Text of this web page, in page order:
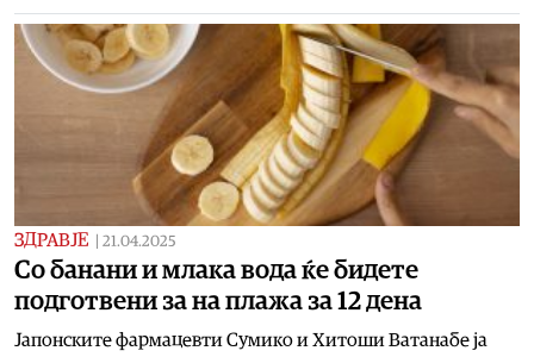
ЗДРАВЈЕ 21.04.2025
Со банани и млака вода ќе бидете
подготвени за на плажа за 12 дена
Јапонските фармацевти Сумико и Хитоши Ватанабе ja